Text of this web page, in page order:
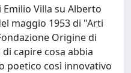
Villa su Alberto
maggio 1953 di "Arti
Origine di
capire cosa abbia
poetico così innovativo